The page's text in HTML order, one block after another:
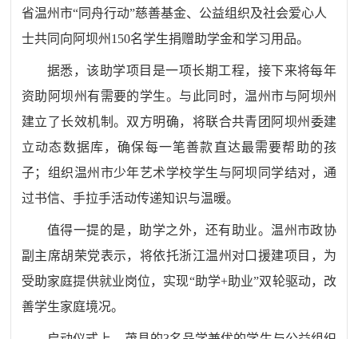
省温州市“同舟行动”慈善基金、公益组织及社会爱心人
士共同向阿坝州 150名学生捐赠助学金和学习用品。
据悉，该助学项目是一项长期工程，接下来将每年
资助阿坝州有需要的学生。与此同时，温州市与阿坝州
建立了长效机制。双方明确，将联合共青团阿坝州委建
立动态数据库，确保每一笔善款直达最需要帮助的孩
子；组织温州市少年艺术学校学生与阿坝同学结对，通
过书信、手拉手活动传递知识与温暖。
值得一提的是，助学之外，还有助业。温州市政协
副主席胡荣党表示，将依托浙江温州对口援建项目，为
受助家庭提供就业岗位，实现“助学+助业”双轮驱动，改
善学生家庭境况。